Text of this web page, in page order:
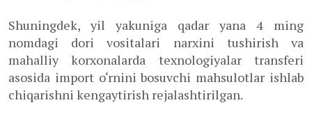
Shuningdek, yil yakuniga qadar yana 4 ming
nomdagi dori vositalari narxini tushirish va
mahalliy korxonalarda texnologiyalar transferi
asosida import o‘rnini bosuvchi mahsulotlar ishlab
chiqarishni kengaytirish rejalashtirilgan.